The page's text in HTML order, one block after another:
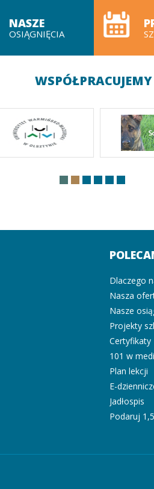
NASZE
OSIĄGNIĘCIA
WSPÓŁPRACUJEMY
Dlaczego
Nasza
Nasze
Projekty
Certyfikaty
101 w
Plan lekcji
E-
Jadłospis
Podaruj